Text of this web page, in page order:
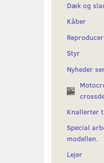
Dæk og
Kåber
Styr
Nyheder
Knallerter
Special
modellen.
Lejer